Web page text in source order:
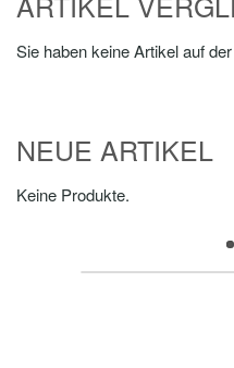
Sie haben keine Artikel auf
NEUE ARTIKEL
Keine Produkte.